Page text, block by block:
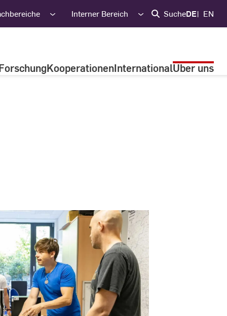
Interner Bereich SucheDE EN
KooperationenInternationalÜber uns